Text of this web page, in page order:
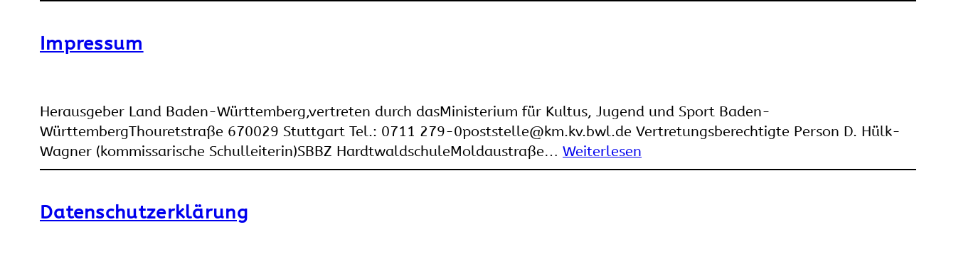
Impressum
Herausgeber Land Baden-Württemberg,vertreten durch dasMinisterium für Kultus, Jugend und Sport Baden-
WürttembergThouretstraße 670029 Stuttgart Tel.: 0711 279-0poststelle@km.kv.bwl.de Vertretungsberechtigte Person D. Hülk-
Wagner (kommissarische Schulleiterin)SBBZ HardtwaldschuleMoldaustraße… Weiterlesen
Datenschutzerklärung